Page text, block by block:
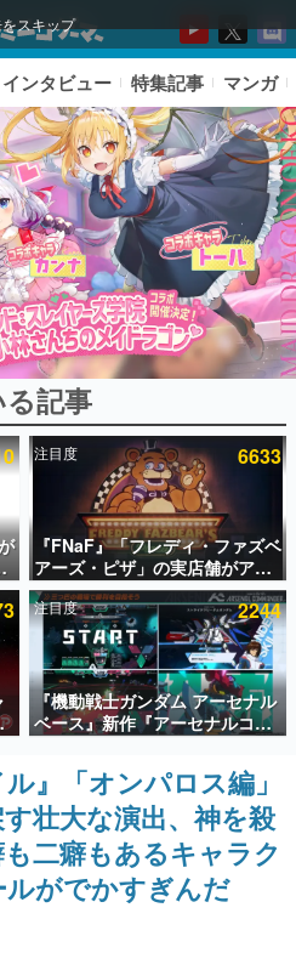
スキップ
事ランキング
上！ ページビュー数万以上！ などな
まれた、電ファミ渾身の“殿堂入り”記
ターの方々に製作時のエピソードをお
企画（ゲーム）とは何か？を探ってい
いけない。『赫本』は、〈試験問題〉
インタビュー 特集記事 マンガ
記事
注目度 6633
『FNaF』「フレディ・ファズベ
アーズ・ピザ」の実店舗がアメ
リカの商業施設「American
Dream」に2027年オープン！
ScottGamesとの共同開発、食
事だけでなくステージショーや
没入型のホラー体験も楽しめる
注目度 2244
『機動戦士ガンダム アーセナル
ベース』新作『アーセナルコマ
ンダー』発表！
』「オンパロス編」
壮大な演出、神を殺
二癖もあるキャラク
がでかすぎんだ